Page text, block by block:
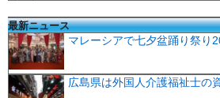
最新ニュース
マレーシアで七夕盆踊り祭り
広島県は外国人介護福祉士の